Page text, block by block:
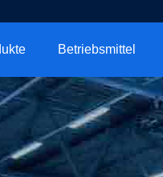
Betriebsmittel